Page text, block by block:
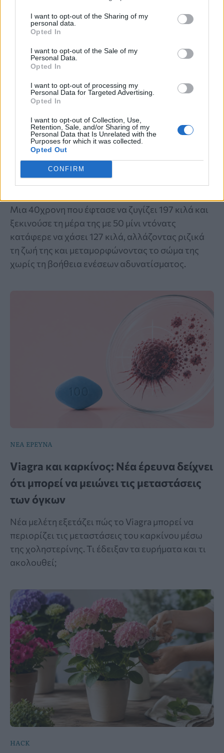
I want to opt-out of the Sharing of my
personal data.
Opted In
I want to opt-out of the Sale of my
Personal Data.
Opted In
I want to opt-out of processing my
Personal Data for Targeted Advertising.
Opted In
I want to opt-out of Collection, Use,
Retention, Sale, and/or Sharing of my
Personal Data that Is Unrelated with the
Purposes for which it was collected.
Opted Out
CONFIRM
ΠΡΟΣΩΠΙΚΗ ΜΑΡΤΥΡΙΑ
40χρονη έτρωγε 50 μίνι ντόνατς για
πρωινό και ζύγιζε 197 κιλά – Πώς
κατάφερε να χάσει 127 κιλά και να γίνει
bodybuilder χωρίς ενέσεις
Μια 40χρονη που έφτασε να ζυγίζει 197 κιλά και
ξεκινούσε τη μέρα της με 50 μίνι ντόνατς
κατάφερε να χάσει 127 κιλά, αλλάζοντας ριζικά
τη ζωή της και μεταμορφώνοντας το σώμα της
χωρίς τη βοήθεια ενέσεων αδυνατίσματος.
ΝΕΑ ΕΡΕΥΝΑ
Viagra και καρκίνος: Νέα έρευνα δείχνει
ότι μπορεί να μειώνει τις μεταστάσεις
των όγκων
Νέα μελέτη εξετάζει πώς το Viagra μπορεί να
περιορίζει τις μεταστάσεις του καρκίνου μέσω
της χοληστερίνης. Τι έδειξαν τα ευρήματα και τι
ακολουθεί;
HACK